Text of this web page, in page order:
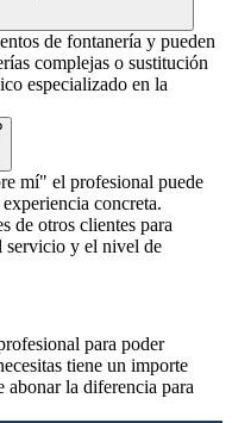
de fontanería y pueden
complejas o sustitución
especializado en la
mí" el profesional puede
concreta.
de otros clientes para
servicio y el nivel de
para poder
tiene un importe
abonar la diferencia para